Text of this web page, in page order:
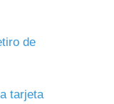
de
tarjeta